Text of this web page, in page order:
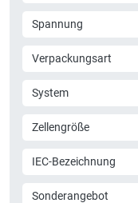
Spannung
Verpackungsart
System
Zellengröße
IEC-Bezeichnung
Sonderangebot